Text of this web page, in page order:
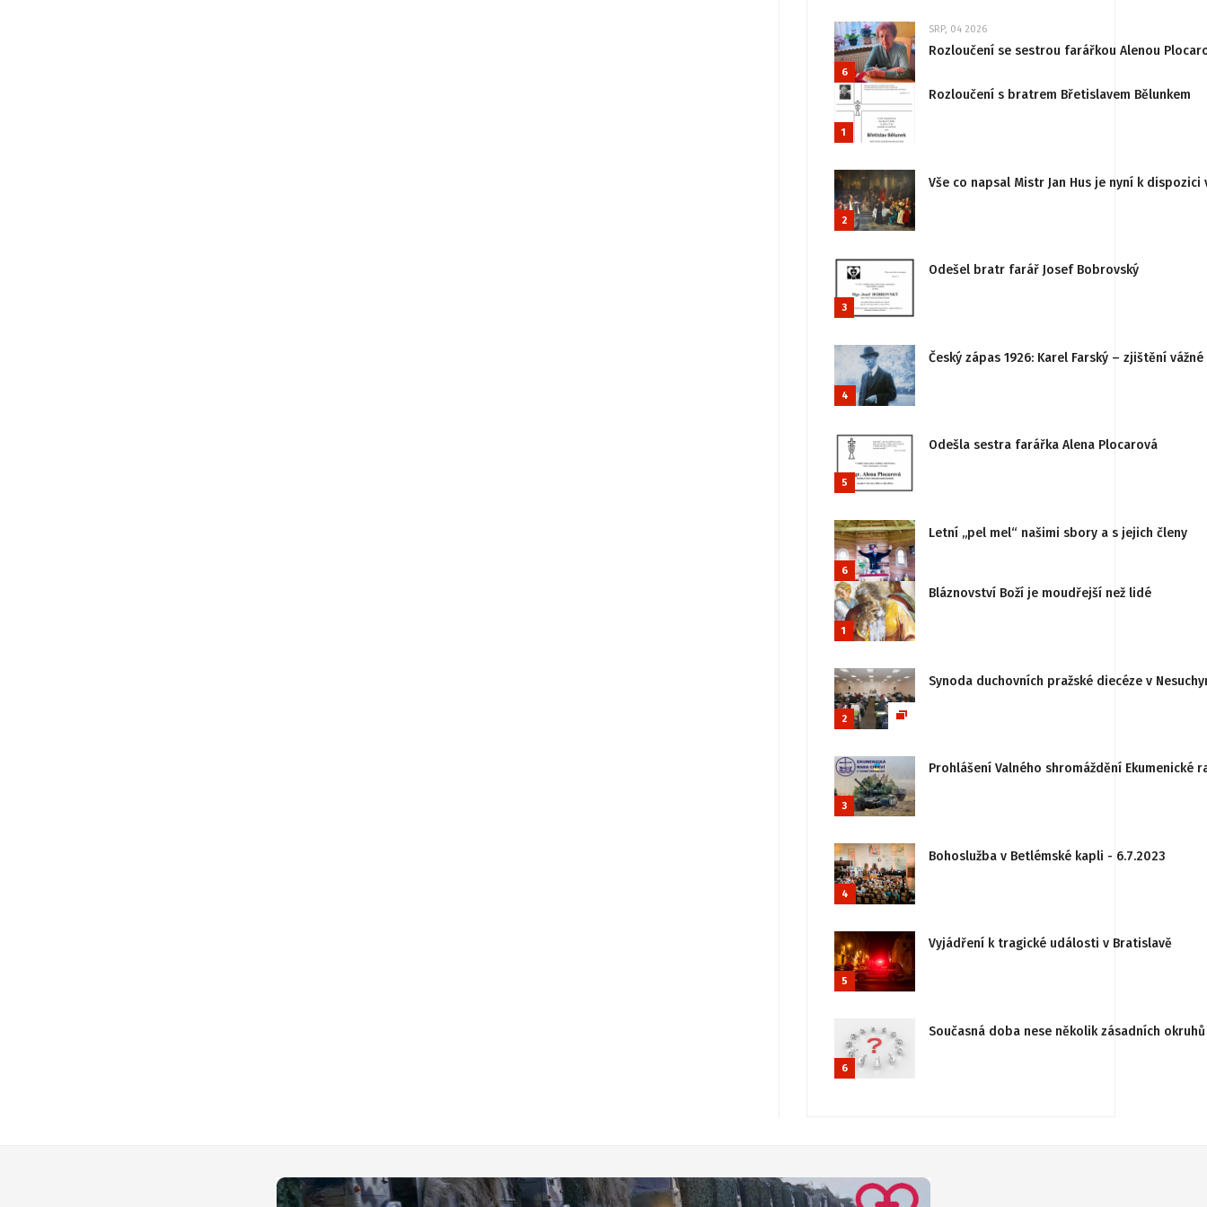
6
SRP, 04 2026
Rozloučení se sestrou farářkou Alenou
1
Rozloučení s bratrem Břetislavem Bělunkem
2
Vše co napsal Mistr Jan Hus je nyní k
3
Odešel bratr farář Josef Bobrovský
4
Český zápas 1926: Karel Farský – zjištění
5
Odešla sestra farářka Alena Plocarová
6
Letní „pel mel“ našimi sbory a s jejich členy
1
Bláznovství Boží je moudřejší než lidé
2
Synoda duchovních pražské diecéze v
3
Prohlášení Valného shromáždění
4
Bohoslužba v Betlémské kapli - 6.7.2023
5
Vyjádření k tragické události v Bratislavě
6
Současná doba nese několik zásadních